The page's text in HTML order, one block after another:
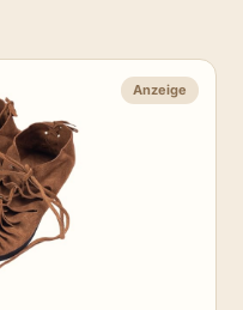
Anzeige